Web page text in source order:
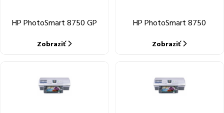
HP PhotoSmart 8750 GP
Zobraziť
HP PhotoSmart 8750
Zobraziť